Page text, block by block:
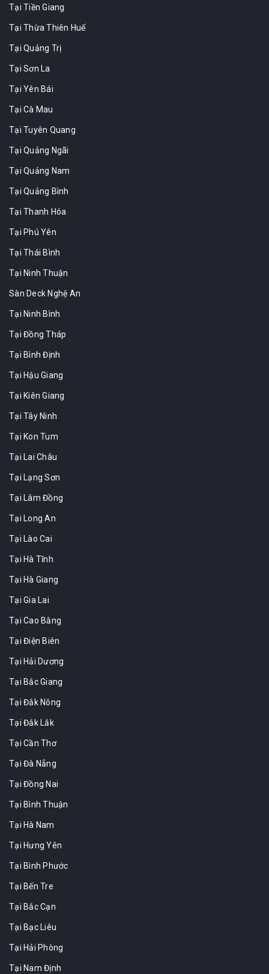
Tại Tiền Giang
Tại Thừa Thiên Huế
Tại Quảng Trị
Tại Sơn La
Tại Yên Bái
Tại Cà Mau
Tại Tuyên Quang
Tại Quảng Ngãi
Tại Quảng Nam
Tại Quảng Bình
Tại Thanh Hóa
Tại Phú Yên
Tại Thái Bình
Tại Ninh Thuận
Sàn Deck Nghệ An
Tại Ninh Bình
Tại Đồng Tháp
Tại Bình Định
Tại Hậu Giang
Tại Kiên Giang
Tại Tây Ninh
Tại Kon Tum
Tại Lai Châu
Tại Lạng Sơn
Tại Lâm Đồng
Tại Long An
Tại Lào Cai
Tại Hà Tĩnh
Tại Hà Giang
Tại Gia Lai
Tại Cao Bằng
Tại Điện Biên
Tại Hải Dương
Tại Bắc Giang
Tại Đắk Nông
Tại Đắk Lắk
Tại Cần Thơ
Tại Đà Nẵng
Tại Đồng Nai
Tại Bình Thuận
Tại Hà Nam
Tại Hưng Yên
Tại Bình Phước
Tại Bến Tre
Tại Bắc Cạn
Tại Bạc Liêu
Tại Hải Phòng
Tại Nam Định